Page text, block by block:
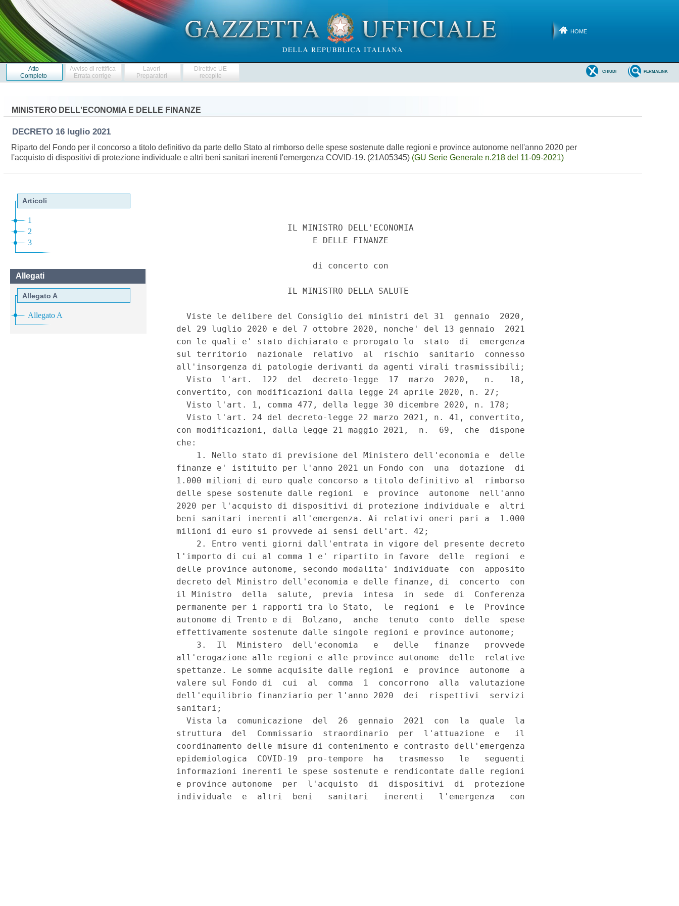
HOME
Atto
Completo
Avviso di rettifica
Errata corrige
Lavori
Preparatori
Direttive UE
recepite
PERMALINK
CHIUDI
MINISTERO DELL'ECONOMIA E DELLE FINANZE
DECRETO 16 luglio 2021
Riparto del Fondo per il concorso a titolo definitivo da parte dello Stato al rimborso delle spese sostenute dalle regioni e province autonome nell'anno 2020 per
l'acquisto di dispositivi di protezione individuale e altri beni sanitari inerenti l'emergenza COVID-19. (21A05345) (GU Serie Generale n.218 del 11-09-2021)